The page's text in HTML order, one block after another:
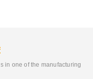
in one of the manufacturing